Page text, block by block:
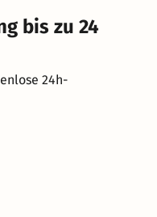
bis zu 24
24h-